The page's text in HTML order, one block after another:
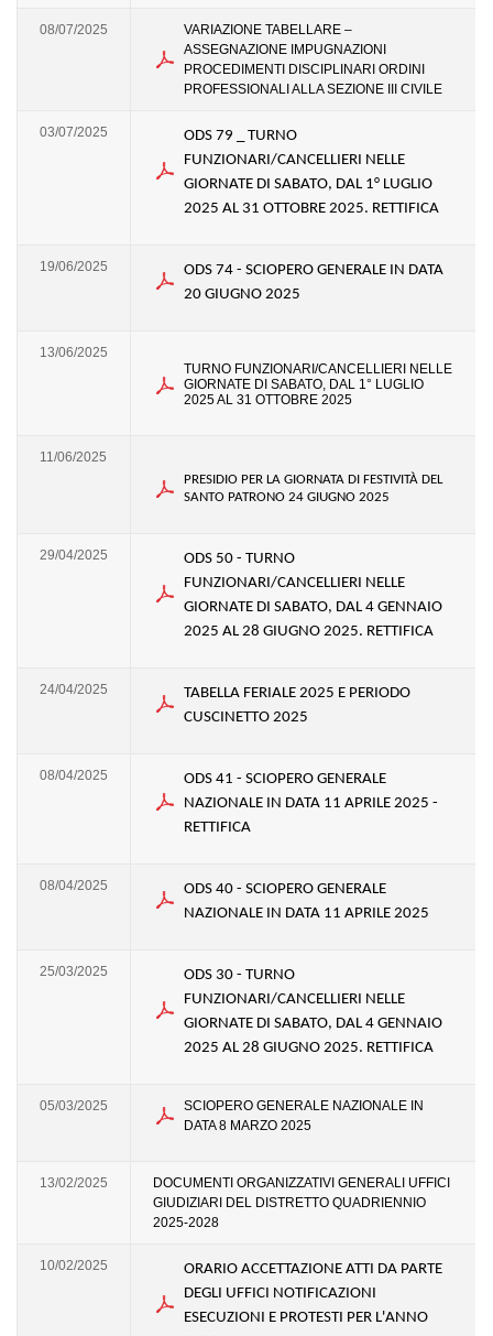
08/07/2025
VARIAZIONE TABELLARE –
ASSEGNAZIONE IMPUGNAZIONI
PROCEDIMENTI DISCIPLINARI ORDINI
PROFESSIONALI ALLA SEZIONE III CIVILE
03/07/2025
ODS 79 _ TURNO
FUNZIONARI/CANCELLIERI NELLE
GIORNATE DI SABATO, DAL 1° LUGLIO
2025 AL 31 OTTOBRE 2025. RETTIFICA
19/06/2025
ODS 74 - SCIOPERO GENERALE IN DATA
20 GIUGNO 2025
13/06/2025
TURNO FUNZIONARI/CANCELLIERI NELLE
GIORNATE DI SABATO, DAL 1° LUGLIO
2025 AL 31 OTTOBRE 2025
11/06/2025
PRESIDIO PER LA GIORNATA DI FESTIVITÀ DEL
SANTO PATRONO 24 GIUGNO 2025
29/04/2025
ODS 50 - TURNO
FUNZIONARI/CANCELLIERI NELLE
GIORNATE DI SABATO, DAL 4 GENNAIO
2025 AL 28 GIUGNO 2025. RETTIFICA
24/04/2025
TABELLA FERIALE 2025 E PERIODO
CUSCINETTO 2025
08/04/2025
ODS 41 - SCIOPERO GENERALE
NAZIONALE IN DATA 11 APRILE 2025 -
RETTIFICA
08/04/2025
ODS 40 - SCIOPERO GENERALE
NAZIONALE IN DATA 11 APRILE 2025
25/03/2025
ODS 30 - TURNO
FUNZIONARI/CANCELLIERI NELLE
GIORNATE DI SABATO, DAL 4 GENNAIO
2025 AL 28 GIUGNO 2025. RETTIFICA
05/03/2025
SCIOPERO GENERALE NAZIONALE IN
DATA 8 MARZO 2025
13/02/2025
DOCUMENTI ORGANIZZATIVI GENERALI UFFICI
GIUDIZIARI DEL DISTRETTO QUADRIENNIO
2025-2028
10/02/2025
ORARIO ACCETTAZIONE ATTI DA PARTE
DEGLI UFFICI NOTIFICAZIONI
ESECUZIONI E PROTESTI PER L'ANNO